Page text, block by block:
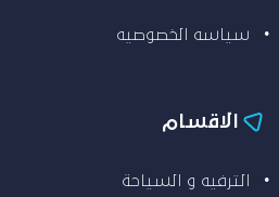
سياسه الخصوصيه
الاقسام
الترفيه و السياحة